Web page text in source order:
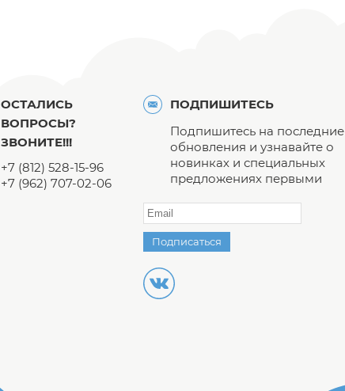
ОСТАЛИСЬ
ВОПРОСЫ?
ЗВОНИТЕ!!!
+7 (812) 528-15-96
+7 (962) 707-02-06
ПОДПИШИТЕСЬ
Подпишитесь на последние
обновления и узнавайте о
новинках и специальных
предложениях первыми
Подписаться